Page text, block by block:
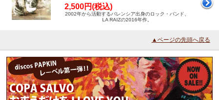
2,500円(税込)
2002年から活動するバレンシア出身のロック・バンド、
LA RAIZの2016年作。
▲ページの先頭へ戻る